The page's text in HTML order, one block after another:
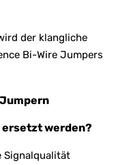
der klangliche
Bi-Wire Jumpers
ersetzt werden?
Signalqualität